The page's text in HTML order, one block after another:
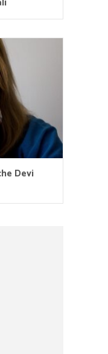
Devi